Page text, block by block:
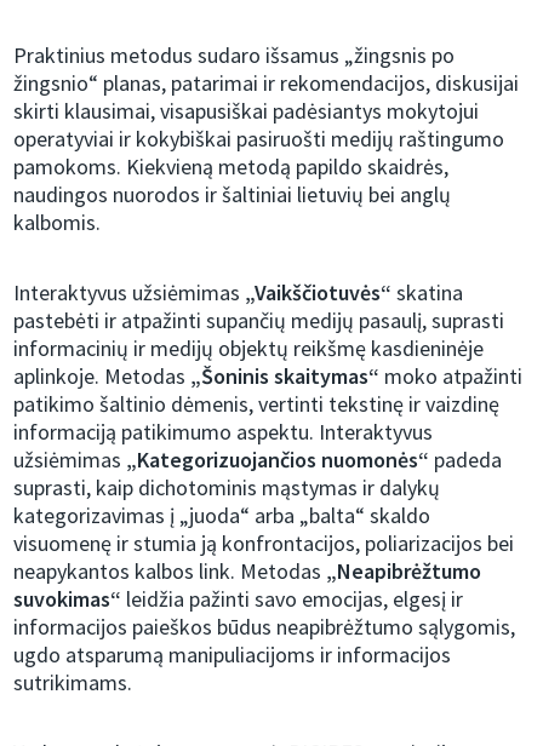
Praktinius metodus sudaro išsamus „žingsnis po
žingsnio“ planas, patarimai ir rekomendacijos, diskusijai
skirti klausimai, visapusiškai padėsiantys mokytojui
operatyviai ir kokybiškai pasiruošti medijų raštingumo
pamokoms. Kiekvieną metodą papildo skaidrės,
naudingos nuorodos ir šaltiniai lietuvių bei anglų
kalbomis.
Interaktyvus užsiėmimas „Vaikščiotuvės“ skatina
pastebėti ir atpažinti supančių medijų pasaulį, suprasti
informacinių ir medijų objektų reikšmę kasdieninėje
aplinkoje. Metodas „Šoninis skaitymas“ moko atpažinti
patikimo šaltinio dėmenis, vertinti tekstinę ir vaizdinę
informaciją patikimumo aspektu. Interaktyvus
užsiėmimas „Kategorizuojančios nuomonės“ padeda
suprasti, kaip dichotominis mąstymas ir dalykų
kategorizavimas į „juoda“ arba „balta“ skaldo
visuomenę ir stumia ją konfrontacijos, poliarizacijos bei
neapykantos kalbos link. Metodas „Neapibrėžtumo
suvokimas“ leidžia pažinti savo emocijas, elgesį ir
informacijos paieškos būdus neapibrėžtumo sąlygomis,
ugdo atsparumą manipuliacijoms ir informacijos
sutrikimams.